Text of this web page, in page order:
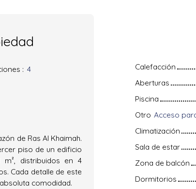
: 4
de Ras Al Khaimah.
piso de un edificio
distribuidos en 4
Cada detalle de este
comodidad.
Calefacción
Aberturas
Piscina
Otro
Climatización
Sala de estar
Zona de balcón
Dormitorios